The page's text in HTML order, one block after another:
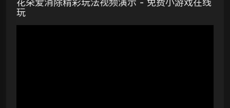
花朵爱消除精彩玩法视频演示 - 免费小游戏在线
玩